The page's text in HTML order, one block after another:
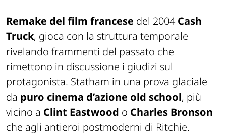
Remake del film francese del 2004 Cash
Truck, gioca con la struttura temporale
rivelando frammenti del passato che
rimettono in discussione i giudizi sul
protagonista. Statham in una prova glaciale
da puro cinema d’azione old school, più
vicino a Clint Eastwood o Charles Bronson
che agli antieroi postmoderni di Ritchie.